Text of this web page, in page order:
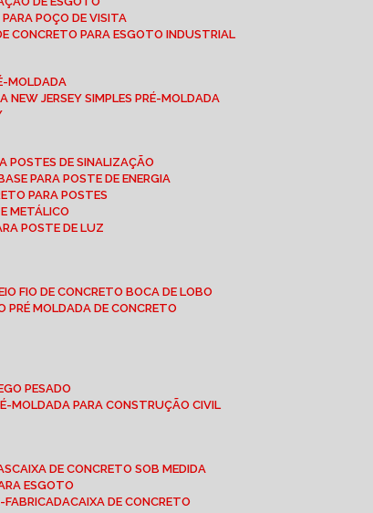
PARA POÇO DE VISITA
DE CONCRETO PARA ESGOTO INDUSTRIAL
MOLDADA
NEW JERSEY SIMPLES PRÉ-MOLDADA
POSTES DE SINALIZAÇÃO
BASE PARA POSTE DE ENERGIA
PARA POSTES
METÁLICO
POSTE DE LUZ
FIO DE CONCRETO BOCA DE LOBO
PRÉ MOLDADA DE CONCRETO
PESADO
MOLDADA PARA CONSTRUÇÃO CIVIL
CAIXA DE CONCRETO SOB MEDIDA
ESGOTO
FABRICADA CAIXA DE CONCRETO